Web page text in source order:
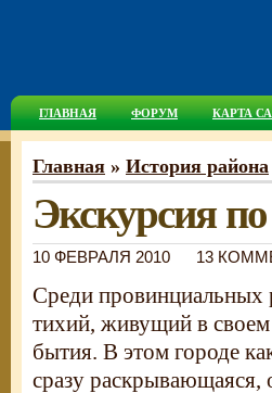
ГЛАВНАЯ ФОРУМ КАРТА
Главная » История района
Экскурсия
10 ФЕВРАЛЯ 2010 13
Среди провинциальных
тихий, живущий в
бытия. В этом городе
сразу